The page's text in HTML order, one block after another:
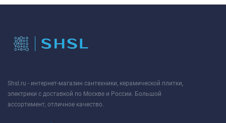
Shsl.ru - интернет-магазин сантехники, керамической плитки,
электрики с доставкой по Москве и России. Большой
ассортимент, отличное качество.